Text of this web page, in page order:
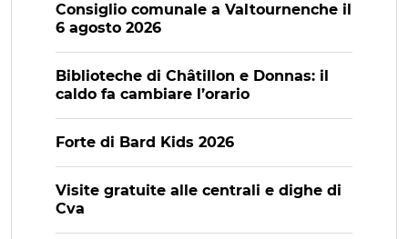
Consiglio comunale a Valtournenche il
6 agosto 2026
Biblioteche di Châtillon e Donnas: il
caldo fa cambiare l’orario
Forte di Bard Kids 2026
Visite gratuite alle centrali e dighe di
Cva